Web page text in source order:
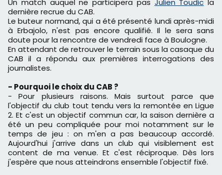
Un match auquel ne participera pas Julien Toudic la
dernière recrue du CAB.
Le buteur normand, qui a été présenté lundi après-midi
à Erbajolo, n'est pas encore qualifié. Il le sera sans
doute pour la rencontre de vendredi face à Boulogne.
En attendant de retrouver le terrain sous la casaque du
CAB il a répondu aux premières interrogations des
journalistes.
- Pourquoi le choix du CAB ?
- Pour plusieurs raisons. Mais surtout parce que
l'objectif du club tout tendu vers la remontée en Ligue
2. Et c'est un objectif commun car, la saison dernière a
été un peu compliquée pour moi notamment sur le
temps de jeu : on m'en a pas beaucoup accordé.
Aujourd'hui j'arrive dans un club qui visiblement est
content de ma venue. Et c'est réciproque. Dès lors
j'espère que nous atteindrons ensemble l'objectif fixé.